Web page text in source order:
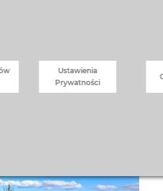
Ustawienia
Prywatności